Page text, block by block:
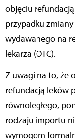
objęciu
przypadku
wydawanego na
lekarza (OTC).
Z uwagi na to, że
refundacją leków
równoległego,
rodzaju importu
wymogom